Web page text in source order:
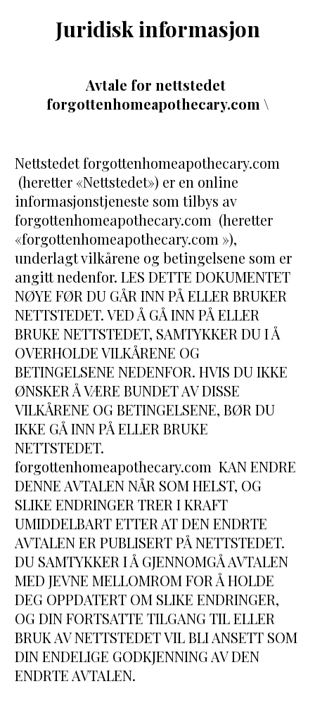
Juridisk informasjon
Avtale for nettstedet
forgottenhomeapothecary.com \
Nettstedet forgottenhomeapothecary.com
(heretter «Nettstedet») er en online
informasjonstjeneste som tilbys av
forgottenhomeapothecary.com  (heretter
«forgottenhomeapothecary.com »),
underlagt vilkårene og betingelsene som er
angitt nedenfor. LES DETTE DOKUMENTET
NØYE FØR DU GÅR INN PÅ ELLER BRUKER
NETTSTEDET. VED Å GÅ INN PÅ ELLER
BRUKE NETTSTEDET, SAMTYKKER DU I Å
OVERHOLDE VILKÅRENE OG
BETINGELSENE NEDENFOR. HVIS DU IKKE
ØNSKER Å VÆRE BUNDET AV DISSE
VILKÅRENE OG BETINGELSENE, BØR DU
IKKE GÅ INN PÅ ELLER BRUKE
NETTSTEDET.
forgottenhomeapothecary.com  KAN ENDRE
DENNE AVTALEN NÅR SOM HELST, OG
SLIKE ENDRINGER TRER I KRAFT
UMIDDELBART ETTER AT DEN ENDRTE
AVTALEN ER PUBLISERT PÅ NETTSTEDET.
DU SAMTYKKER I Å GJENNOMGÅ AVTALEN
MED JEVNE MELLOMROM FOR Å HOLDE
DEG OPPDATERT OM SLIKE ENDRINGER,
OG DIN FORTSATTE TILGANG TIL ELLER
BRUK AV NETTSTEDET VIL BLI ANSETT SOM
DIN ENDELIGE GODKJENNING AV DEN
ENDRTE AVTALEN.